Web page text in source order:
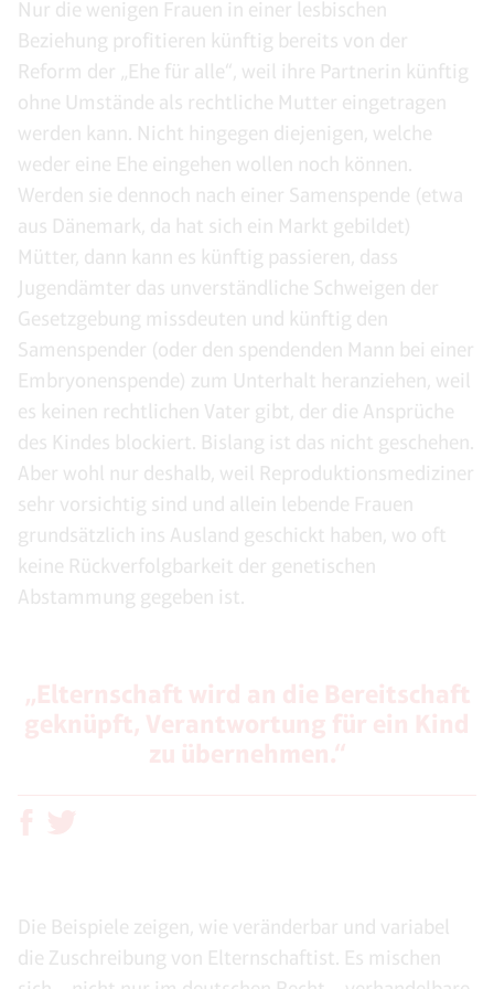
Nur die wenigen Frauen in einer lesbischen
Beziehung profitieren künftig bereits von der
Reform der „Ehe für alle“, weil ihre Partnerin künftig
ohne Umstände als rechtliche Mutter eingetragen
werden kann. Nicht hingegen diejenigen, welche
weder eine Ehe eingehen wollen noch können.
Werden sie dennoch nach einer Samenspende (etwa
aus Dänemark, da hat sich ein Markt gebildet)
Mütter, dann kann es künftig passieren, dass
Jugendämter das unverständliche Schweigen der
Gesetzgebung missdeuten und künftig den
Samenspender (oder den spendenden Mann bei einer
Embryonenspende) zum Unterhalt heranziehen, weil
es keinen rechtlichen Vater gibt, der die Ansprüche
des Kindes blockiert. Bislang ist das nicht geschehen.
Aber wohl nur deshalb, weil Reproduktionsmediziner
sehr vorsichtig sind und allein lebende Frauen
grundsätzlich ins Ausland geschickt haben, wo oft
keine Rückverfolgbarkeit der genetischen
Abstammung gegeben ist.
Die Beispiele zeigen, wie veränderbar und variabel
die Zuschreibung von Elternschaftist. Es mischen